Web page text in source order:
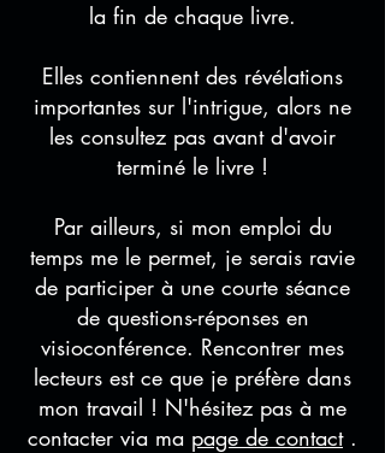
la fin de chaque livre.
Elles contiennent des révélations
importantes sur l'intrigue, alors ne
les consultez pas avant d'avoir
terminé le livre !
Par ailleurs, si mon emploi du
temps me le permet, je serais ravie
de participer à une courte séance
de questions-réponses en
visioconférence. Rencontrer mes
lecteurs est ce que je préfère dans
mon travail ! N'hésitez pas à me
contacter via ma page de contact.